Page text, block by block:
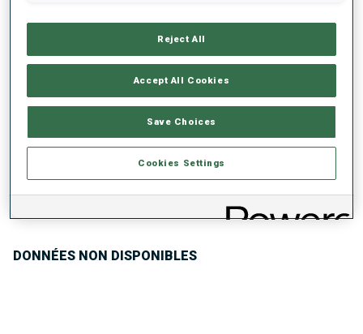
TIR COUCHÉ
Données non disponibles
Données non disponibles
TENDANCE DES PERFORMANCES
DONNÉES NON DISPONIBLES
Reject All
Accept All Cookies
Save Choices
Cookies Settings